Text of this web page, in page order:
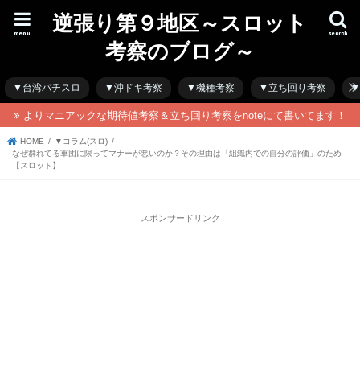
逆張り第９地区～スロット
考察のブログ～
search
menu
▼台湾パチスロ ▼沖ドキ考察 ▼機種考察 ▼立ち回り考察 ▼
よりマニアックな期待値考察＆立ち回り考察をnoteにて書いてます！
HOME
▼コラム(スロ)
なぜ群れてる軍団に限ってマナーが悪いのか？その理由は「組織内での自分の評価」のため
【スロット】
スポンサードリンク